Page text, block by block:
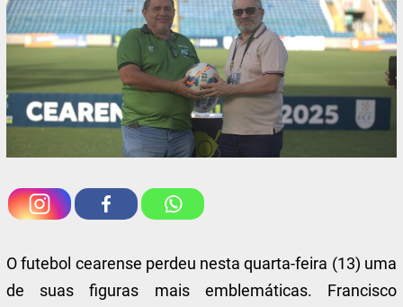
O futebol cearense perdeu nesta quarta-feira (13) uma
de suas figuras mais emblemáticas. Francisco